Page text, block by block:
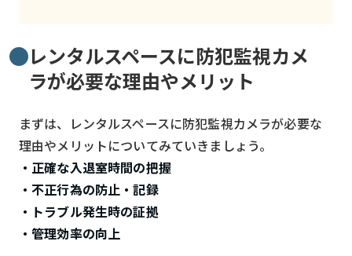
レンタルスペースに防犯監視カメ
ラが必要な理由やメリット
まずは、レンタルスペースに防犯監視カメラが必要な
理由やメリットについてみていきましょう。
・正確な入退室時間の把握
・不正行為の防止・記録
・トラブル発生時の証拠
・管理効率の向上